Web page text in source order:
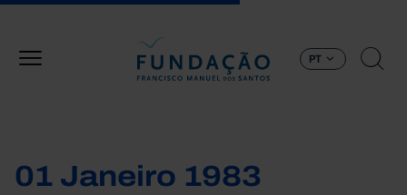
PT
01 Janeiro 1983